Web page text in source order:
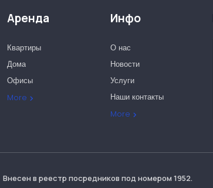
Аренда
More
Квартиры
Дома
Офисы
Инфо
More
О нас
Новости
Услуги
Наши контакты
Наши партнеры
Внесен в реестр посредников под номером 1952.